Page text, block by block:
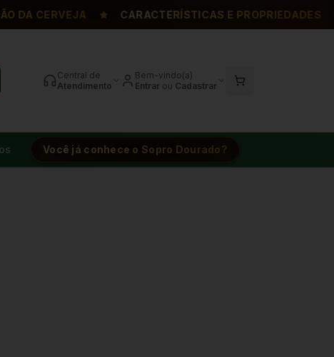
CERVEJA CARACTERÍSTICAS E PROPRIEDADES
Central de
Atendimento
Bem-vindo(a)
Entrar ou Cadastrar
Você já conhece o Sopro Dourado?